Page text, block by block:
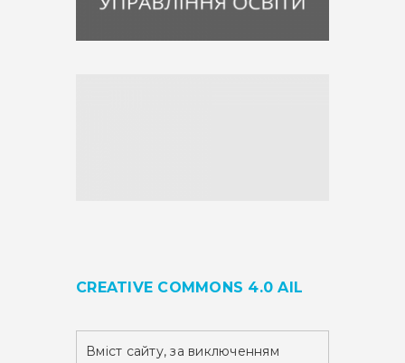
CREATIVE COMMONS 4.0 AIL
Вміст сайту,за виключенням